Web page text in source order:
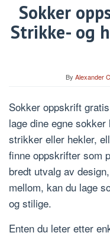
Sokker
Strikke- og
By Alexander
Sokker oppskrift
lage dine egne
strikker eller hekler,
finne oppskrifter som
bredt utvalg av
mellom, kan du lage
og stilige.
Enten du leter etter